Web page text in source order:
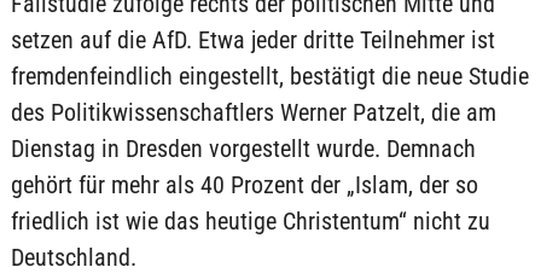
setzen auf die AfD. Etwa jeder dritte Teilnehmer ist
fremdenfeindlich eingestellt, bestätigt die neue Studie
des Politikwissenschaftlers Werner Patzelt, die am
Dienstag in Dresden vorgestellt wurde. Demnach
gehört für mehr als 40 Prozent der „Islam, der so
friedlich ist wie das heutige Christentum“ nicht zu
Deutschland.